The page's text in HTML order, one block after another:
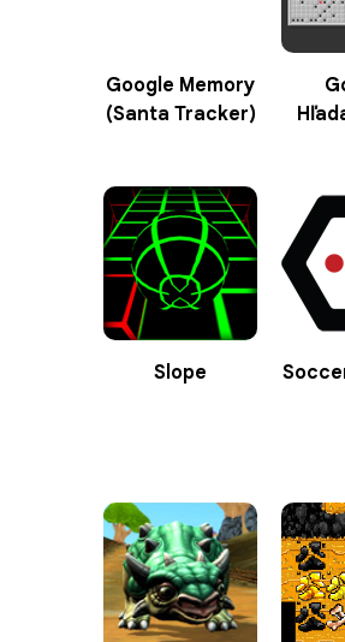
Google Memory
(Santa Tracker)
Slope